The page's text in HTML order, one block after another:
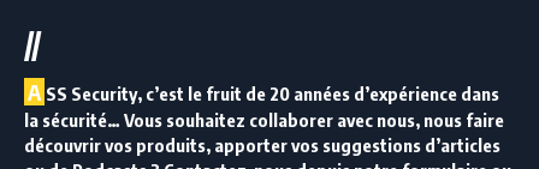
//
A SS Security, c’est le fruit de 20 années d’expérience dans
la sécurité… Vous souhaitez collaborer avec nous, nous faire
découvrir vos produits, apporter vos suggestions d’articles